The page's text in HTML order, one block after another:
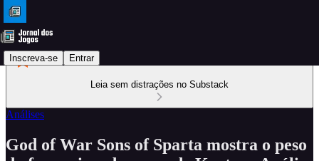
Inscreva-se Entrar
Leia sem distrações no Substack
Análises
God of War Sons of Sparta mostra o peso